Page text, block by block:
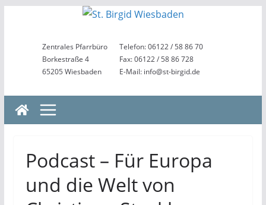
springenZentrales Pfarrbüro
Borkestraße 4
65205 Wiesbaden
Telefon: 06122 / 58 86 70
Fax: 06122 / 58 86 728
E-Mail: info@st-birgid.de
Podcast – Für Europa
und die Welt von